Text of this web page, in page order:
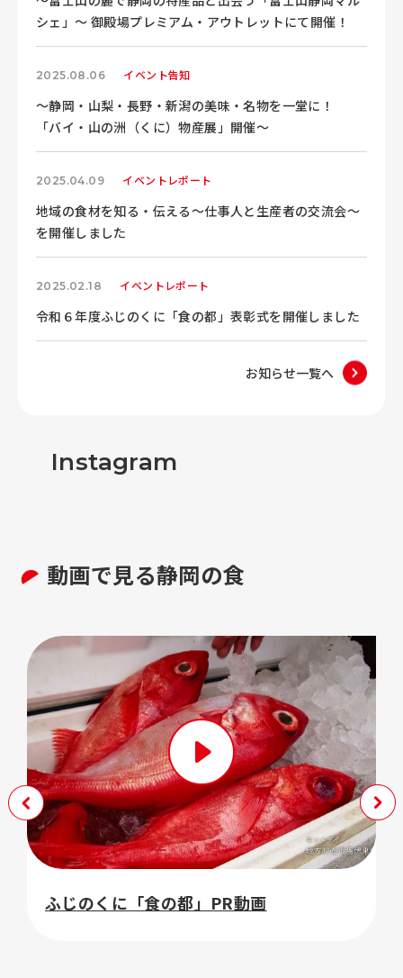
シェ」～ 御殿場プレミアム・アウトレットにて開催！
2025.08.06 イベント告知
～静岡・山梨・長野・新潟の美味・名物を一堂に！
「バイ・山の洲（くに）物産展」開催～
2025.04.09 イベントレポート
地域の食材を知る・伝える～仕事人と生産者の交流会～
を開催しました
2025.02.18 イベントレポート
令和６年度ふじのくに「食の都」表彰式を開催しました
お知らせ一覧へ
Instagram
動画で見る静岡の食
ふじのくに「食の都」PR動画